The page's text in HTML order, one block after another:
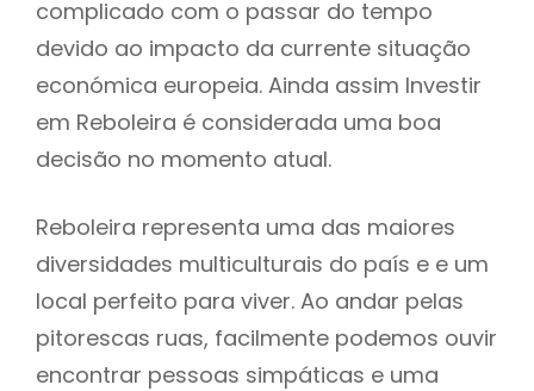
complicado com o passar do tempo
devido ao impacto da currente situação
económica europeia. Ainda assim Investir
em Reboleira é considerada uma boa
decisão no momento atual.
Reboleira representa uma das maiores
diversidades multiculturais do país e e um
local perfeito para viver. Ao andar pelas
pitorescas ruas, facilmente podemos ouvir
encontrar pessoas simpáticas e uma